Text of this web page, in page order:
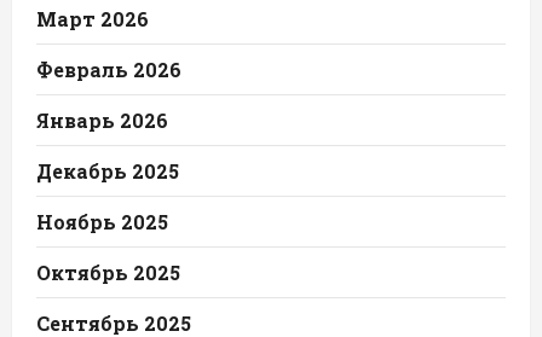
Март 2026
Февраль 2026
Январь 2026
Декабрь 2025
Ноябрь 2025
Октябрь 2025
Сентябрь 2025